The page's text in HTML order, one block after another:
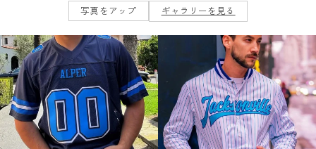
写真をアップ ギャラリーを見る